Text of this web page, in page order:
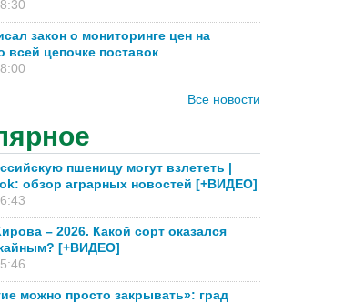
закон о мониторинге цен на
всей цепочке поставок
Все новости
пшеницу могут взлететь |
обзор аграрных новостей [+ВИДЕО]
– 2026. Какой сорт оказался
[+ВИДЕО]
можно просто закрывать»: град